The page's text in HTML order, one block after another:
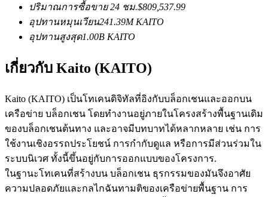
คัดลอกการซื้อขาย
เข้าร่วมกับเทรดเดอร์ชั้นนำ
เป็นเทรดเดอร์คัดลอก
เพลิดเพลินกับการแบ่งปันผลกำไรและค่าคอมมิชชั่นการคัด
ปริมาณการซื้อขาย 24 ชม.$809,537.99
อุปทานหมุนเวียน241.39M KAITO
อุปทานสูงสุด1.00B KAITO
เกี่ยวกับ Kaito (KAITO)
Kaito (KAITO) เป็นโทเคนดิจิทัลที่อิงกับบล็อกเชนและออกบน
เครือข่าย บล็อกเชน โดยทำงานอยู่ภายในโครงสร้างพื้นฐานเดิม
ของบล็อกเชนต้นทาง และอาจมีบทบาทได้หลากหลาย เช่น การ
ใช้งานเชิงอรรถประโยชน์ การกำกับดูแล หรือการมีส่วนร่วมใน
ระบบนิเวศ ทั้งนี้ขึ้นอยู่กับการออกแบบของโครงการ.
ในฐานะโทเคนที่สร้างบน บล็อกเชน ธุรกรรมของมันจึงอาศัย
ความปลอดภัยและกลไกฉันทามติของเครือข่ายพื้นฐาน การ